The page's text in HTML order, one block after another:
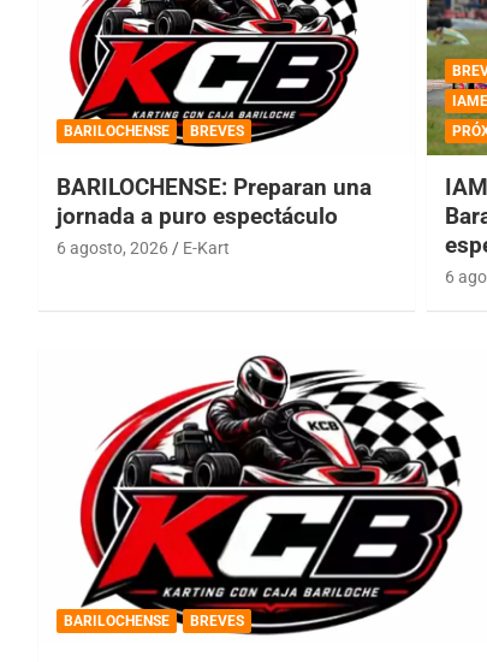
BARILOCHENSE BREVES
BARILOCHENSE: Preparan una
jornada a puro espectáculo
6 agosto, 2026 E-Kart
6
BARILOCHENSE BREVES